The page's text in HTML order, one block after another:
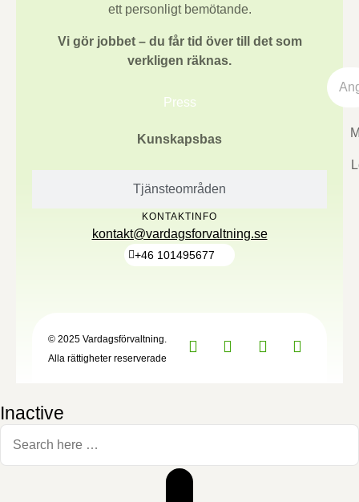
ett personligt bemötande.
Vi gör jobbet – du får tid över till det som
verkligen räknas.
Press
Tjänsteområden
Kunskapsbas
KONTAKTINFO
kontakt@vardagsforvaltning.se
+46 101495677
© 2025 Vardagsförvaltning.
Alla rättigheter reserverade
Inactive